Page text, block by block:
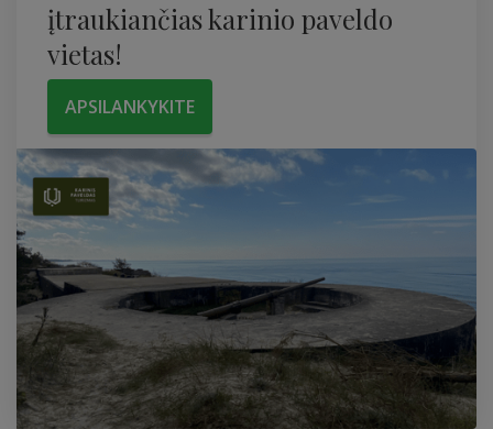
įtraukiančias karinio paveldo
vietas!
APSILANKYKITE